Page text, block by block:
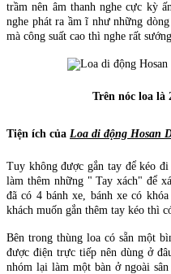
trầm nên âm thanh nghe cực kỳ
nghe phát ra ầm ĩ như những
mà công suất cao thì nghe rất
Trên nóc loa là
Tiện ích của Loa di động Hosan
Tuy không được gắn tay để kéo
làm thêm những " Tay xách" để
đã có 4 bánh xe, bánh xe có
khách muốn gắn thêm tay kéo thì
Bên trong thùng loa có sẵn một
được điện trực tiếp nên dùng ở
nhóm lại làm một bàn ở ngoài